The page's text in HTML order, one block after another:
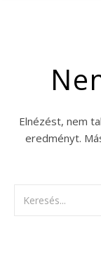
Elnézést, nem
eredményt.